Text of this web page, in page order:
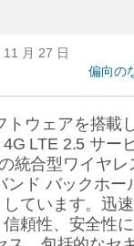
11 月 27 日
偏向の
トウェアを搭載
LTE 2.5サー
統合型ワイヤレ
ンド バックホー
ています。迅
頼性、安全性